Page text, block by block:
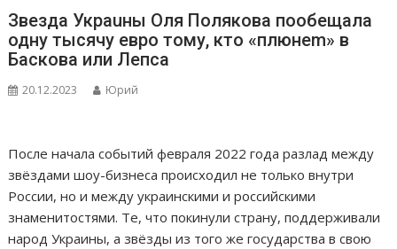
Звезда Украuны Оля Полякова пообещала
одну тысячу евро тому, кто «плюнеm» в
Баскова или Лепса
20.12.2023 Юрий
После начала событий февраля 2022 года разлад между
звёздами шоу-бизнеса происходил не только внутри
России, но и между украинскими и российскими
знаменитостями. Те, что покинули страну, поддерживали
народ Украины, а звёзды из того же государства в свою